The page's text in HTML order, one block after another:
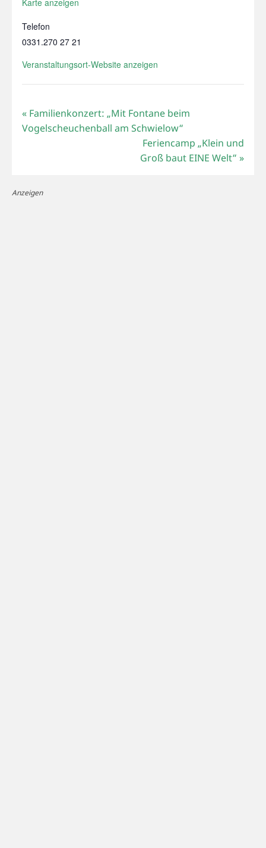
Telefon
0331.270 27 21
Veranstaltungsort-Website anzeigen
«Familienkonzert: „Mit Fontane beim
Vogelscheuchenball am Schwielow“
Feriencamp „Klein und
Groß baut EINE Welt“»
Anzeigen